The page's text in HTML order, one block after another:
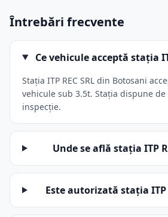
Întrebări frecvente
Ce vehicule acceptă stația
Stația ITP REC SRL din Botosani
vehicule sub 3.5t. Stația dispune
inspecție.
Unde se află stația ITP
Este autorizată stația ITP